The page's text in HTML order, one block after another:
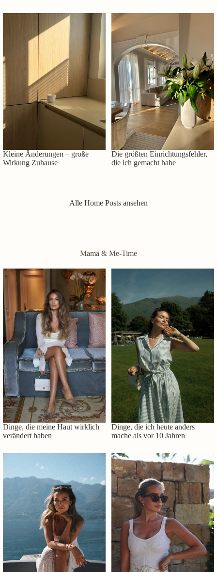
Kleine Änderungen – große
Wirkung Zuhause
Die größten Einrichtungsfehler,
die ich gemacht habe
Alle Home Posts ansehen
Mama & Me-Time
Dinge, die meine Haut wirklich
verändert haben
Dinge, die ich heute anders
mache als vor 10 Jahren